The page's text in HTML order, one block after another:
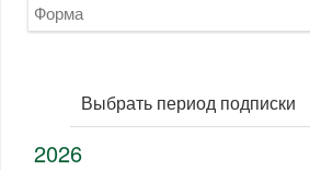
Форма
Выбрать период подписки
2026